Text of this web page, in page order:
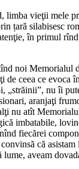
vieţii mele
țară silabisesc
în primul
noi Memorialul
de ceea ce
„străinii”, nu îi
aranjaţi
nu atît
imbatabile,
fiecărei
că
aveam